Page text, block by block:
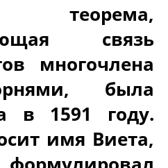
теорема,
связь
многочлена
была
в 1591 году.
имя Виета,